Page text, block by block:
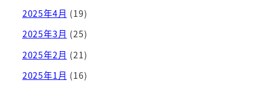
2025年4月 (19)
2025年3月 (25)
2025年2月 (21)
2025年1月 (16)